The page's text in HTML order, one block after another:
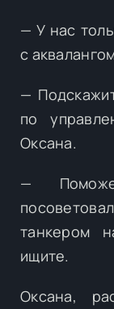
— У нас
с
—
по
Оксана.
—
танкером
ищите.
Оксана,